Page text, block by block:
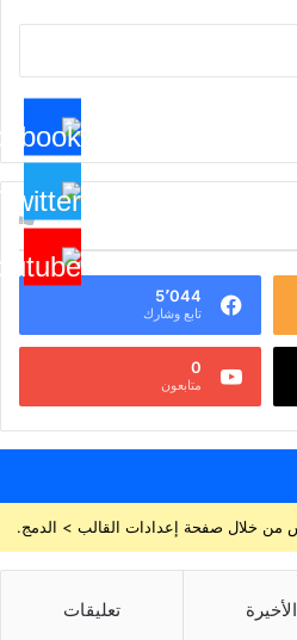
5٬044
تابع وشارك
0
متابعون
الأخيرة تعليقات